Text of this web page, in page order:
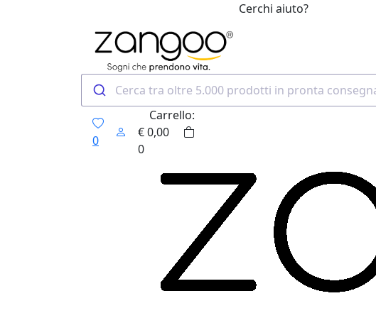
Cerchi aiuto?
0
Carrello:
€0,00
0